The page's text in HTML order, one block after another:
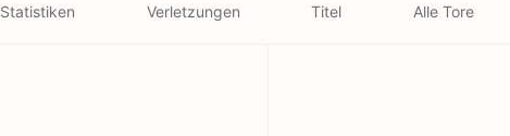
Statistiken Verletzungen Titel Alle Tore